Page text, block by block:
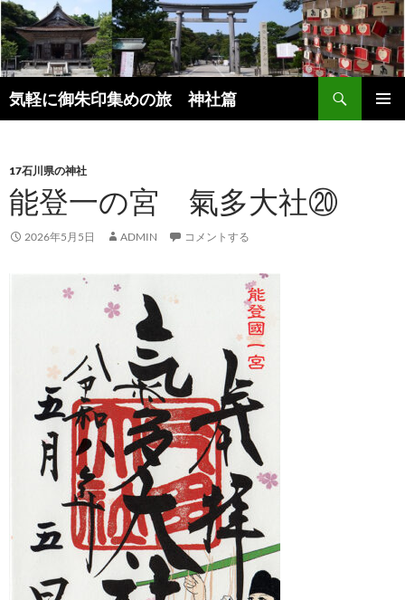
コ
ン
テ
ン
ツ
へ
プ
気軽に御朱印集めの旅 神社篇
索
17石川県の神社
能登一の宮 氣多大社⑳
2026年5月5日 ADMIN コメントする